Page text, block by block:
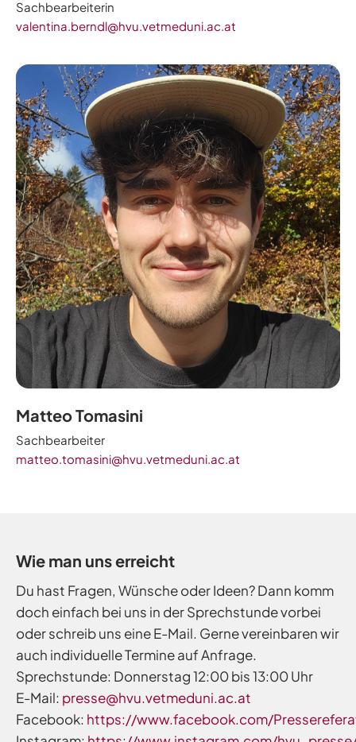
Sachbearbeiterin
valentina.berndl@hvu.vetmeduni.ac.at
Matteo Tomasini
Sachbearbeiter
matteo.tomasini@hvu.vetmeduni.ac.at
Wie man uns erreicht
Du hast Fragen, Wünsche oder Ideen? Dann komm
doch einfach bei uns in der Sprechstunde vorbei
oder schreib uns eine E-Mail. Gerne vereinbaren wir
auch individuelle Termine auf Anfrage.
Sprechstunde: Donnerstag 12:00 bis 13:00 Uhr
E-Mail: presse@hvu.vetmeduni.ac.at
Facebook: https://www.facebook.com/